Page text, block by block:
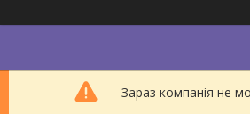
Зараз компанія не